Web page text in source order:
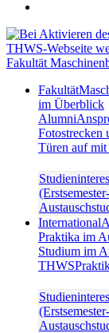
Fakultät
Fakultät
im Überblick
Alumni
Fotostrecken
Türen auf mit
International
Praktika im
Studium im
THWS